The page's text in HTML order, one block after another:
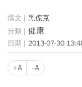
黑傑克
健康
2013-07-30
+A -A